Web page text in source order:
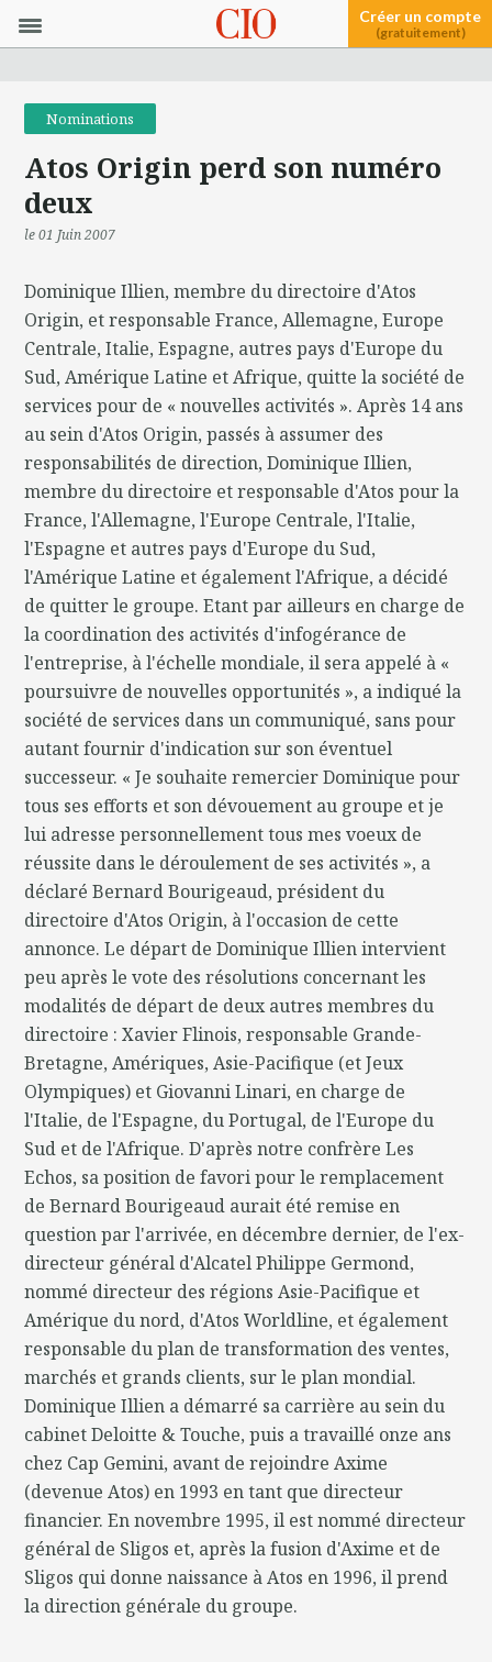
Créer un compte
(gratuitement)
Nominations
Atos Origin perd son numéro
deux
le 01 Juin 2007
Dominique Illien, membre du directoire d'Atos
Origin, et responsable France, Allemagne, Europe
Centrale, Italie, Espagne, autres pays d'Europe du
Sud, Amérique Latine et Afrique, quitte la société de
services pour de « nouvelles activités ». Après 14 ans
au sein d'Atos Origin, passés à assumer des
responsabilités de direction, Dominique Illien,
membre du directoire et responsable d'Atos pour la
France, l'Allemagne, l'Europe Centrale, l'Italie,
l'Espagne et autres pays d'Europe du Sud,
l'Amérique Latine et également l'Afrique, a décidé
de quitter le groupe. Etant par ailleurs en charge de
la coordination des activités d'infogérance de
l'entreprise, à l'échelle mondiale, il sera appelé à «
poursuivre de nouvelles opportunités », a indiqué la
société de services dans un communiqué, sans pour
autant fournir d'indication sur son éventuel
successeur. « Je souhaite remercier Dominique pour
tous ses efforts et son dévouement au groupe et je
lui adresse personnellement tous mes voeux de
réussite dans le déroulement de ses activités », a
déclaré Bernard Bourigeaud, président du
directoire d'Atos Origin, à l'occasion de cette
annonce. Le départ de Dominique Illien intervient
peu après le vote des résolutions concernant les
modalités de départ de deux autres membres du
directoire : Xavier Flinois, responsable Grande-
Bretagne, Amériques, Asie-Pacifique (et Jeux
Olympiques) et Giovanni Linari, en charge de
l'Italie, de l'Espagne, du Portugal, de l'Europe du
Sud et de l'Afrique. D'après notre confrère Les
Echos, sa position de favori pour le remplacement
de Bernard Bourigeaud aurait été remise en
question par l'arrivée, en décembre dernier, de l'ex-
directeur général d'Alcatel Philippe Germond,
nommé directeur des régions Asie-Pacifique et
Amérique du nord, d'Atos Worldline, et également
responsable du plan de transformation des ventes,
marchés et grands clients, sur le plan mondial.
Dominique Illien a démarré sa carrière au sein du
cabinet Deloitte & Touche, puis a travaillé onze ans
chez Cap Gemini, avant de rejoindre Axime
(devenue Atos) en 1993 en tant que directeur
financier. En novembre 1995, il est nommé directeur
général de Sligos et, après la fusion d'Axime et de
Sligos qui donne naissance à Atos en 1996, il prend
la direction générale du groupe.